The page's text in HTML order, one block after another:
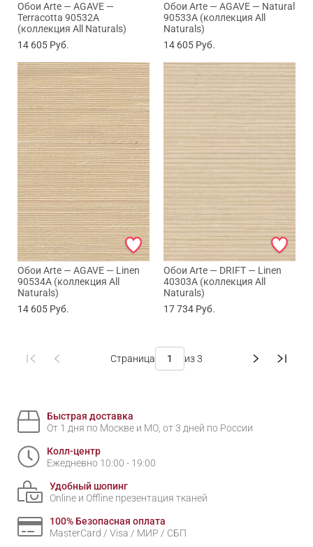
Обои Arte — AGAVE —
Terracotta 90532A
(коллекция All Naturals)
14 605 Руб.
Обои Arte — AGAVE — Natural
90533A (коллекция All
Naturals)
14 605 Руб.
Обои Arte — AGAVE — Linen
90534A (коллекция All
Naturals)
14 605 Руб.
Обои Arte — DRIFT — Linen
40303A (коллекция All
Naturals)
17 734 Руб.
Страница из 3
Быстрая доставка
От 1 дня по Москве и МО, от 3 дней по России
Колл-центр
Ежедневно 10:00 - 19:00
Удобный шопинг
Online и Offline презентация тканей
100% Безопасная оплата
MasterCard / Visa / МИР / СБП